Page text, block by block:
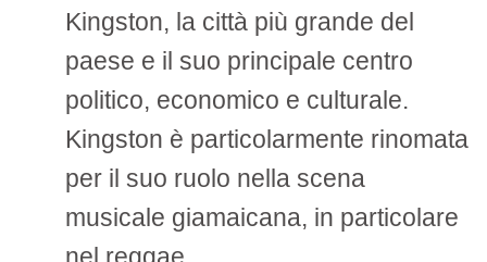
Kingston, la città più grande del
paese e il suo principale centro
politico, economico e culturale.
Kingston è particolarmente rinomata
per il suo ruolo nella scena
musicale giamaicana, in particolare